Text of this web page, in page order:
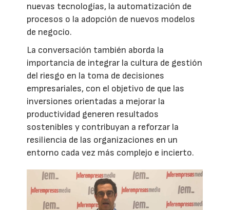
nuevas tecnologías, la automatización de
procesos o la adopción de nuevos modelos
de negocio.
La conversación también aborda la
importancia de integrar la cultura de gestión
del riesgo en la toma de decisiones
empresariales, con el objetivo de que las
inversiones orientadas a mejorar la
productividad generen resultados
sostenibles y contribuyan a reforzar la
resiliencia de las organizaciones en un
entorno cada vez más complejo e incierto.